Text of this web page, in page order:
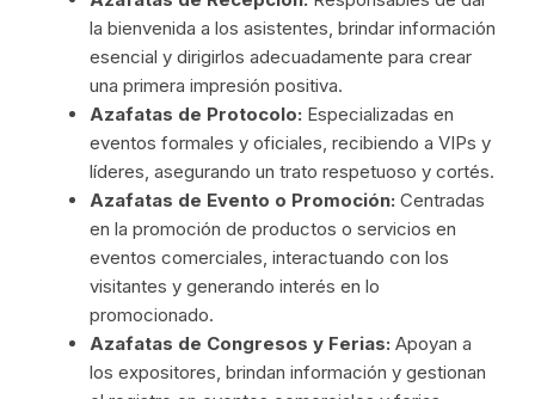
la bienvenida a los asistentes, brindar información
esencial y dirigirlos adecuadamente para crear
una primera impresión positiva.
Azafatas de Protocolo: Especializadas en
eventos formales y oficiales, recibiendo a VIPs y
líderes, asegurando un trato respetuoso y cortés.
Azafatas de Evento o Promoción: Centradas
en la promoción de productos o servicios en
eventos comerciales, interactuando con los
visitantes y generando interés en lo
promocionado.
Azafatas de Congresos y Ferias: Apoyan a
los expositores, brindan información y gestionan